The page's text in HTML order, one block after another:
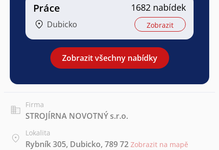
Práce
Dubicko
1682 nabídek
Zobrazit
Zobrazit všechny nabídky
Firma
STROJÍRNA NOVOTNÝ s.r.o.
Lokalita
Rybník 305, Dubicko, 789 72 Zobrazit na mapě